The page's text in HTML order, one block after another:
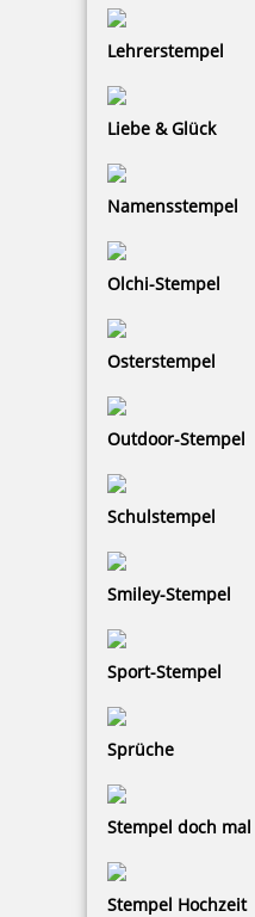
Lehrerstempel
Liebe & Glück
Namensstempel
Olchi-Stempel
Osterstempel
Outdoor-Stempel
Schulstempel
Smiley-Stempel
Sport-Stempel
Sprüche
Stempel doch mal
Stempel Hochzeit
Ink-Jet Druckerpatrone